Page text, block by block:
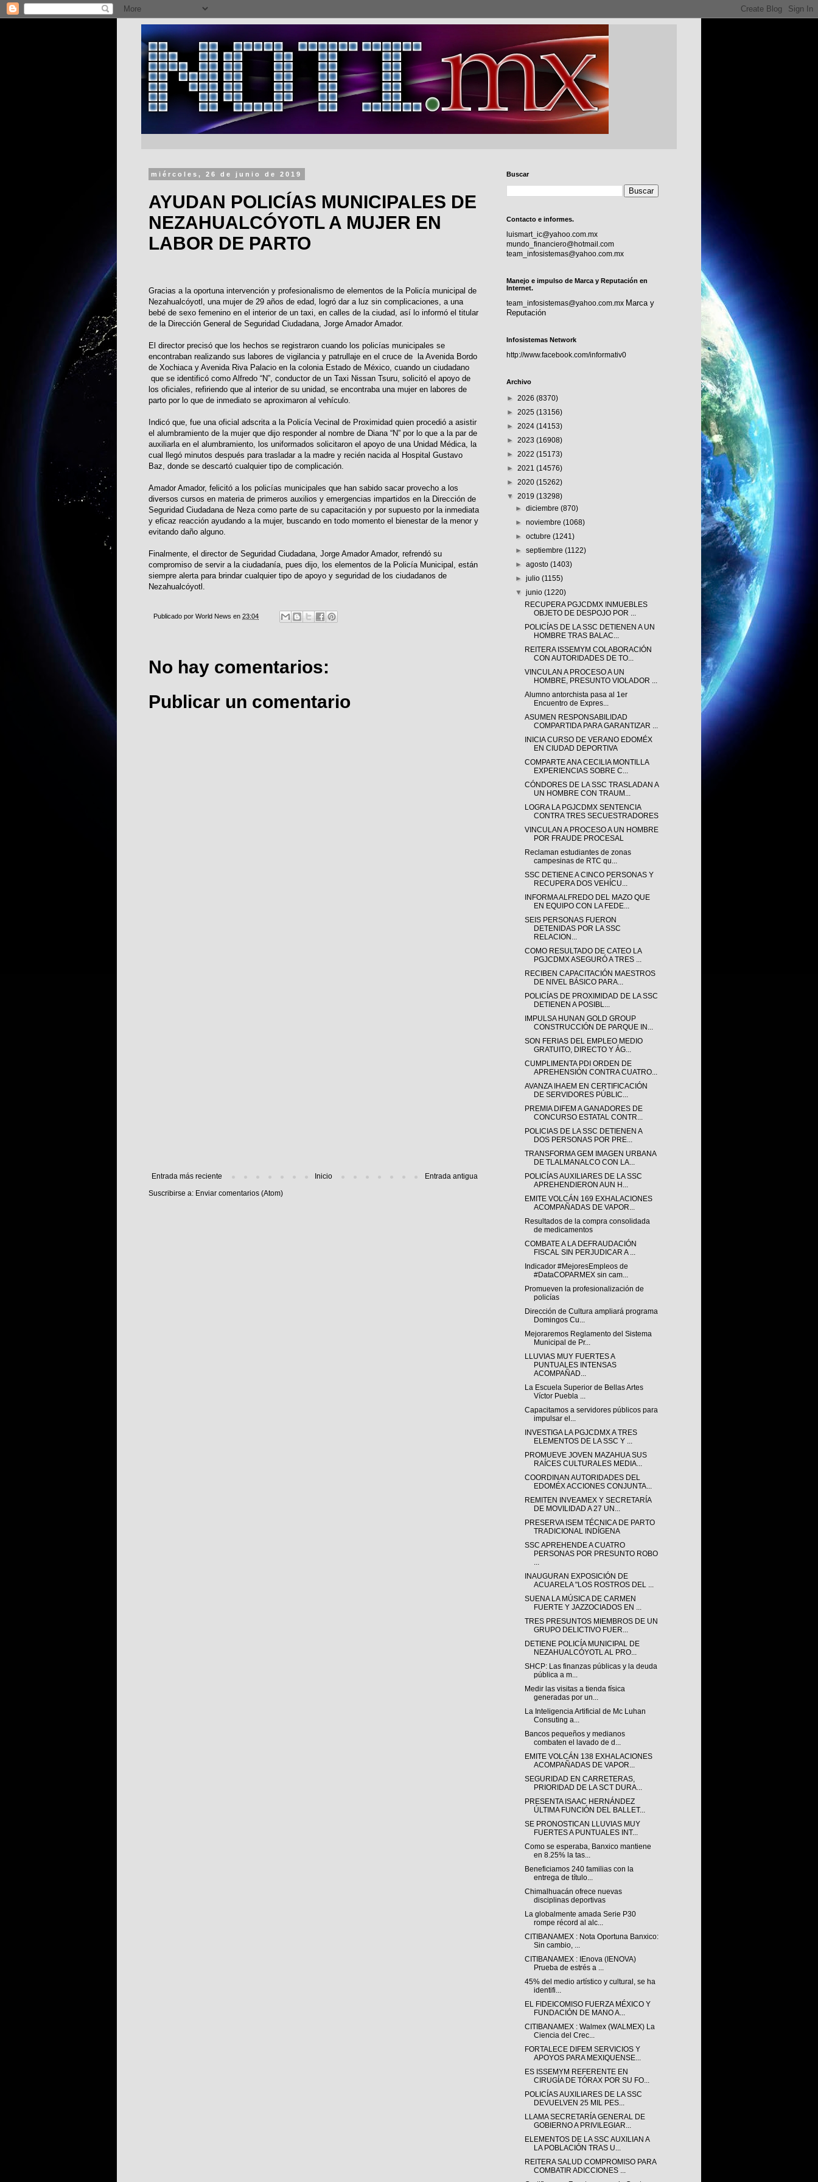
miércoles, 26 de junio de 2019
AYUDAN POLICÍAS MUNICIPALES DE
NEZAHUALCÓYOTL A MUJER EN
LABOR DE PARTO
Gracias a la oportuna intervención y profesionalismo de elementos de la Policía municipal de
Nezahualcóyotl, una mujer de 29 años de edad, logró dar a luz sin complicaciones, a una
bebé de sexo femenino en el interior de un taxi, en calles de la ciudad, así lo informó el titular
de la Dirección General de Seguridad Ciudadana, Jorge Amador Amador.
El director precisó que los hechos se registraron cuando los policías municipales se
encontraban realizando sus labores de vigilancia y patrullaje en el cruce de la Avenida Bordo
de Xochiaca y Avenida Riva Palacio en la colonia Estado de México, cuando un ciudadano
que se identificó como Alfredo “N”, conductor de un Taxi Nissan Tsuru, solicitó el apoyo de
los oficiales, refiriendo que al interior de su unidad, se encontraba una mujer en labores de
parto por lo que de inmediato se aproximaron al vehículo.
Indicó que, fue una oficial adscrita a la Policía Vecinal de Proximidad quien procedió a asistir
el alumbramiento de la mujer que dijo responder al nombre de Diana “N” por lo que a la par de
auxiliarla en el alumbramiento, los uniformados solicitaron el apoyo de una Unidad Médica, la
cual llegó minutos después para trasladar a la madre y recién nacida al Hospital Gustavo
Baz, donde se descartó cualquier tipo de complicación.
Amador Amador, felicitó a los policías municipales que han sabido sacar provecho a los
diversos cursos en materia de primeros auxilios y emergencias impartidos en la Dirección de
Seguridad Ciudadana de Neza como parte de su capacitación y por supuesto por la inmediata
y eficaz reacción ayudando a la mujer, buscando en todo momento el bienestar de la menor y
evitando daño alguno.
Finalmente, el director de Seguridad Ciudadana, Jorge Amador Amador, refrendó su
compromiso de servir a la ciudadanía, pues dijo, los elementos de la Policía Municipal, están
siempre alerta para brindar cualquier tipo de apoyo y seguridad de los ciudadanos de
Nezahualcóyotl.
Publicado por World News en 23:04
No hay comentarios:
Publicar un comentario
Entrada más reciente Entrada antigua
Inicio
Suscribirse a: Enviar comentarios (Atom)
Buscar
Contacto e informes.
luismart_ic@yahoo.com.mx
mundo_financiero@hotmail.com
team_infosistemas@yahoo.com.mx
Manejo e impulso de Marca y Reputación en
Internet.
team_infosistemas@yahoo.com.mx Marca y
Reputación
Infosistemas Network
http://www.facebook.com/informativ0
Archivo
► 2026 (8370)
► 2025 (13156)
► 2024 (14153)
► 2023 (16908)
► 2022 (15173)
► 2021 (14576)
► 2020 (15262)
▼ 2019 (13298)
►diciembre(870)
►noviembre(1068)
►octubre(1241)
►septiembre(1122)
►agosto(1403)
►julio(1155)
▼junio(1220)
RECUPERA PGJCDMX INMUEBLES
OBJETO DE DESPOJO POR ...
POLICÍAS DE LA SSC DETIENEN A UN
HOMBRE TRAS BALAC...
REITERA ISSEMYM COLABORACIÓN
CON AUTORIDADES DE TO...
VINCULAN A PROCESO A UN
HOMBRE, PRESUNTO VIOLADOR ...
Alumno antorchista pasa al 1er
Encuentro de Expres...
ASUMEN RESPONSABILIDAD
COMPARTIDA PARA GARANTIZAR ...
INICIA CURSO DE VERANO EDOMÉX
EN CIUDAD DEPORTIVA
COMPARTE ANA CECILIA MONTILLA
EXPERIENCIAS SOBRE C...
CÓNDORES DE LA SSC TRASLADAN A
UN HOMBRE CON TRAUM...
LOGRA LA PGJCDMX SENTENCIA
CONTRA TRES SECUESTRADORES
VINCULAN A PROCESO A UN HOMBRE
POR FRAUDE PROCESAL
Reclaman estudiantes de zonas
campesinas de RTC qu...
SSC DETIENE A CINCO PERSONAS Y
RECUPERA DOS VEHÍCU...
INFORMA ALFREDO DEL MAZO QUE
EN EQUIPO CON LA FEDE...
SEIS PERSONAS FUERON
DETENIDAS POR LA SSC
RELACION...
COMO RESULTADO DE CATEO LA
PGJCDMX ASEGURÓ A TRES ...
RECIBEN CAPACITACIÓN MAESTROS
DE NIVEL BÁSICO PARA...
POLICÍAS DE PROXIMIDAD DE LA SSC
DETIENEN A POSIBL...
IMPULSA HUNAN GOLD GROUP
CONSTRUCCIÓN DE PARQUE IN...
SON FERIAS DEL EMPLEO MEDIO
GRATUITO, DIRECTO Y ÁG...
CUMPLIMENTA PDI ORDEN DE
APREHENSIÓN CONTRA CUATRO...
AVANZA IHAEM EN CERTIFICACIÓN
DE SERVIDORES PÚBLIC...
PREMIA DIFEM A GANADORES DE
CONCURSO ESTATAL CONTR...
POLICIAS DE LA SSC DETIENEN A
DOS PERSONAS POR PRE...
TRANSFORMA GEM IMAGEN URBANA
DE TLALMANALCO CON LA...
POLICÍAS AUXILIARES DE LA SSC
APREHENDIERON AUN H...
EMITE VOLCÁN 169 EXHALACIONES
ACOMPAÑADAS DE VAPOR...
Resultados de la compra consolidada
de medicamentos
COMBATE A LA DEFRAUDACIÓN
FISCAL SIN PERJUDICAR A ...
Indicador #MejoresEmpleos de
#DataCOPARMEX sin cam...
Promueven la profesionalización de
policías
Dirección de Cultura ampliará programa
Domingos Cu...
Mejoraremos Reglamento del Sistema
Municipal de Pr...
LLUVIAS MUY FUERTES A
PUNTUALES INTENSAS
ACOMPAÑAD...
La Escuela Superior de Bellas Artes
Víctor Puebla ...
Capacitamos a servidores públicos para
impulsar el...
INVESTIGA LA PGJCDMX A TRES
ELEMENTOS DE LA SSC Y ...
PROMUEVE JOVEN MAZAHUA SUS
RAÍCES CULTURALES MEDIA...
COORDINAN AUTORIDADES DEL
EDOMÉX ACCIONES CONJUNTA...
REMITEN INVEAMEX Y SECRETARÍA
DE MOVILIDAD A 27 UN...
PRESERVA ISEM TÉCNICA DE PARTO
TRADICIONAL INDÍGENA
SSC APREHENDE A CUATRO
PERSONAS POR PRESUNTO ROBO
...
INAUGURAN EXPOSICIÓN DE
ACUARELA "LOS ROSTROS DEL ...
SUENA LA MÚSICA DE CARMEN
FUERTE Y JAZZOCIADOS EN ...
TRES PRESUNTOS MIEMBROS DE UN
GRUPO DELICTIVO FUER...
DETIENE POLICÍA MUNICIPAL DE
NEZAHUALCÓYOTL AL PRO...
SHCP: Las finanzas públicas y la deuda
pública a m...
Medir las visitas a tienda física
generadas por un...
La Inteligencia Artificial de Mc Luhan
Consuting a...
Bancos pequeños y medianos
combaten el lavado de d...
EMITE VOLCÁN 138 EXHALACIONES
ACOMPAÑADAS DE VAPOR...
SEGURIDAD EN CARRETERAS,
PRIORIDAD DE LA SCT DURA...
PRESENTA ISAAC HERNÁNDEZ
ÚLTIMA FUNCIÓN DEL BALLET...
SE PRONOSTICAN LLUVIAS MUY
FUERTES A PUNTUALES INT...
Como se esperaba, Banxico mantiene
en 8.25% la tas...
Beneficiamos 240 familias con la
entrega de título...
Chimalhuacán ofrece nuevas
disciplinas deportivas
La globalmente amada Serie P30
rompe récord al alc...
CITIBANAMEX : Nota Oportuna Banxico:
Sin cambio, ...
CITIBANAMEX : IEnova (IENOVA)
Prueba de estrés a ...
45% del medio artístico y cultural, se ha
identifi...
EL FIDEICOMISO FUERZA MÉXICO Y
FUNDACIÓN DE MANO A...
CITIBANAMEX : Walmex (WALMEX) La
Ciencia del Crec...
FORTALECE DIFEM SERVICIOS Y
APOYOS PARA MEXIQUENSE...
ES ISSEMYM REFERENTE EN
CIRUGÍA DE TÓRAX POR SU FO...
POLICÍAS AUXILIARES DE LA SSC
DEVUELVEN 25 MIL PES...
LLAMA SECRETARÍA GENERAL DE
GOBIERNO A PRIVILEGIAR...
ELEMENTOS DE LA SSC AUXILIAN A
LA POBLACIÓN TRAS U...
REITERA SALUD COMPROMISO PARA
COMBATIR ADICCIONES ...